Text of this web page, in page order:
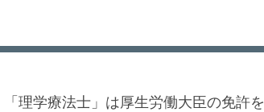
理学療法士」は厚生労働大臣の免許を